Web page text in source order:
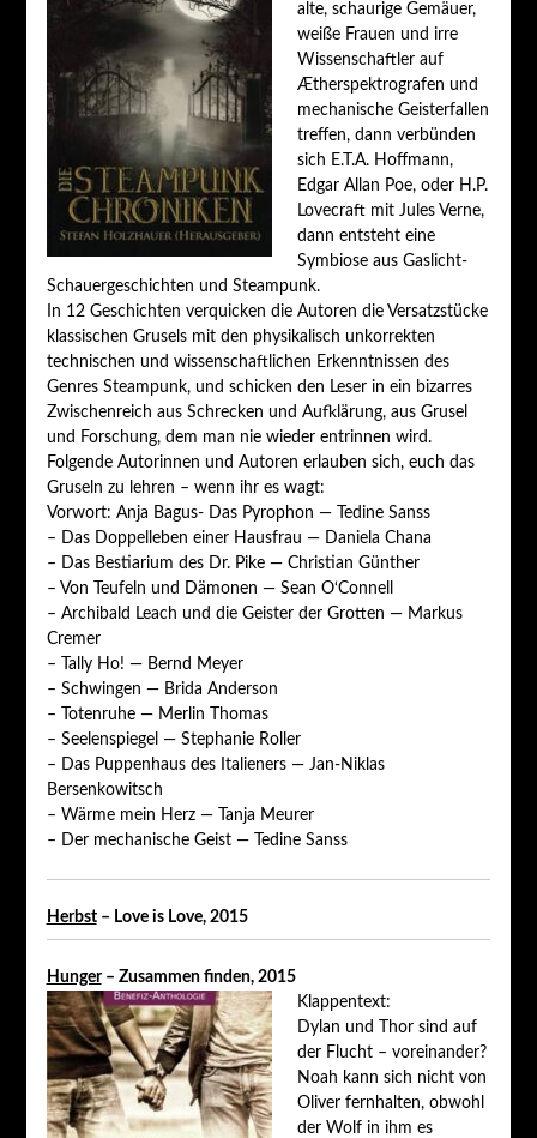
alte, schaurige Gemäuer,
weiße Frauen und irre
Wissenschaftler auf
Ætherspektrografen und
mechanische Geisterfallen
treffen, dann verbünden
sich E.T.A. Hoffmann,
Edgar Allan Poe, oder H.P.
Lovecraft mit Jules Verne,
dann entsteht eine
Symbiose aus Gaslicht-
Schauergeschichten und Steampunk.
In 12 Geschichten verquicken die Autoren die Versatzstücke
klassischen Grusels mit den physikalisch unkorrekten
technischen und wissenschaftlichen Erkenntnissen des
Genres Steampunk, und schicken den Leser in ein bizarres
Zwischenreich aus Schrecken und Aufklärung, aus Grusel
und Forschung, dem man nie wieder entrinnen wird.
Folgende Autorinnen und Autoren erlauben sich, euch das
Gruseln zu lehren – wenn ihr es wagt:
Vorwort: Anja Bagus- Das Pyrophon — Tedine Sanss
– Das Doppelleben einer Hausfrau — Daniela Chana
– Das Bestiarium des Dr. Pike — Christian Günther
– Von Teufeln und Dämonen — Sean O‘Connell
– Archibald Leach und die Geister der Grotten — Markus
Cremer
– Tally Ho! — Bernd Meyer
– Schwingen — Brida Anderson
– Totenruhe — Merlin Thomas
– Seelenspiegel — Stephanie Roller
– Das Puppenhaus des Italieners — Jan-Niklas
Bersenkowitsch
– Wärme mein Herz — Tanja Meurer
– Der mechanische Geist — Tedine Sanss
Herbst– Love is Love, 2015
Hunger– Zusammen finden, 2015
Klappentext:
Dylan und Thor sind auf
der Flucht – voreinander?
Noah kann sich nicht von
Oliver fernhalten, obwohl
der Wolf in ihm es